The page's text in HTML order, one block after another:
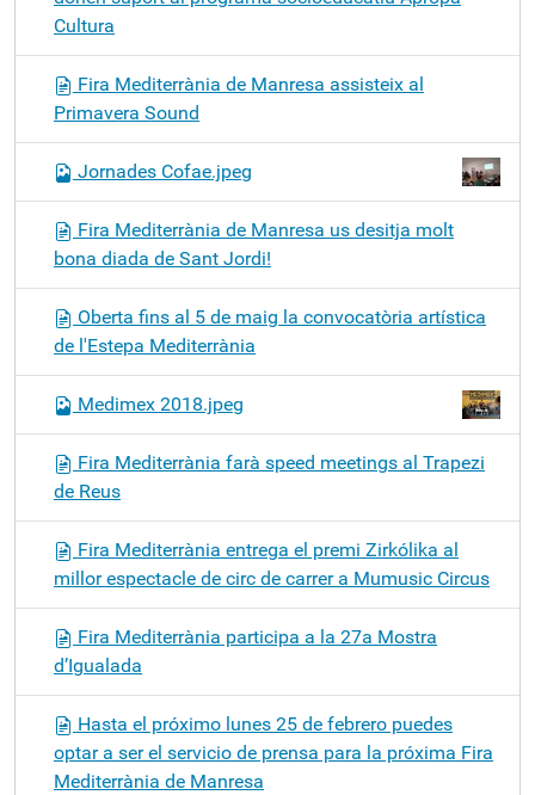
Cultura
Fira Mediterrània de Manresa assisteix al
Primavera Sound
Jornades Cofae.jpeg
Fira Mediterrània de Manresa us desitja molt
bona diada de Sant Jordi!
Oberta fins al 5 de maig la convocatòria artística
de l'Estepa Mediterrània
Medimex 2018.jpeg
Fira Mediterrània farà speed meetings al Trapezi
de Reus
Fira Mediterrània entrega el premi Zirkólika al
millor espectacle de circ de carrer a Mumusic Circus
Fira Mediterrània participa a la 27a Mostra
d’Igualada
Hasta el próximo lunes 25 de febrero puedes
optar a ser el servicio de prensa para la próxima Fira
Mediterrània de Manresa